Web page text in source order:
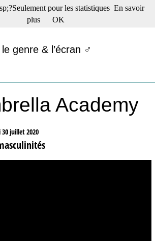
☰ Menu
!
genre & l’écran ♂
Academy
juillet 2020
pour les statistiques En savoir
plus
OK